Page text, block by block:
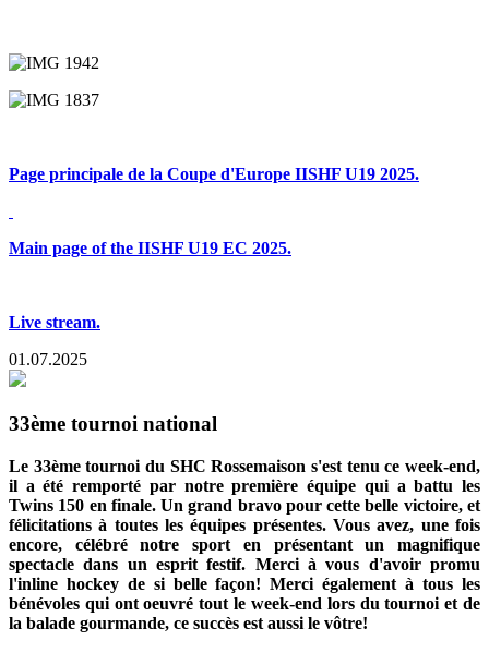
Page principale de la Coupe d'Europe IISHF U19 2025.
Main page of the IISHF U19 EC 2025.
Live stream.
01.07.2025
33ème tournoi national
Le 33ème tournoi du SHC Rossemaison s'est tenu ce week-end,
il a été remporté par notre première équipe qui a battu les
Twins 150 en finale. Un grand bravo pour cette belle victoire, et
félicitations à toutes les équipes présentes. Vous avez, une fois
encore, célébré notre sport en présentant un magnifique
spectacle dans un esprit festif. Merci à vous d'avoir promu
l'inline hockey de si belle façon! Merci également à tous les
bénévoles qui ont oeuvré tout le week-end lors du tournoi et de
la balade gourmande, ce succès est aussi le vôtre!